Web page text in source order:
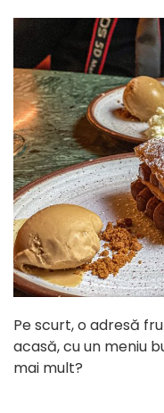
Pe scurt, o adresă
acasă, cu un meniu
mai mult?